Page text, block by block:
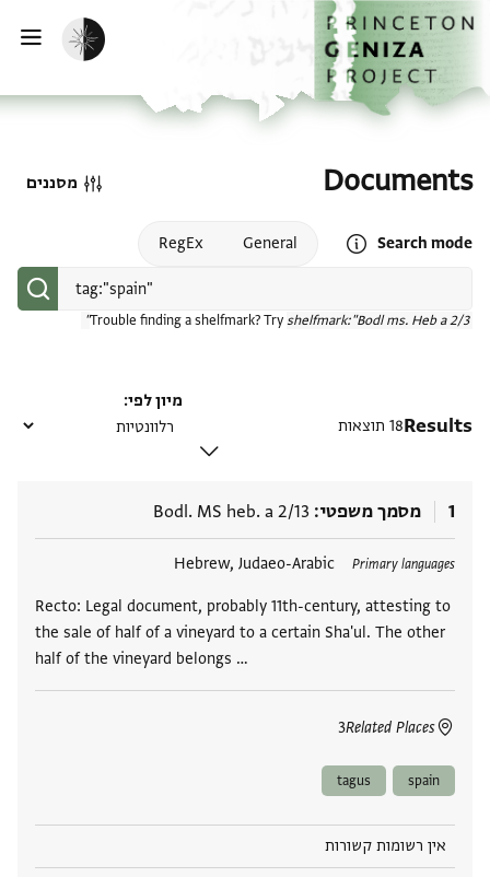
דילוג לתוכן
דף הבית
הפעלת מצב כהה
Documents
Search mode
Open search mode help
General
RegEx
Trouble finding a shelfmark? Try shelfmark:"Bodl ms. Heb a 2/3"
מסננים
Results18 תוצאות
מיון לפי
1 מסמך משפטי Bodl. MS heb. a 2/13
Primary languages
Hebrew, Judaeo-Arabic
Recto: Legal document, probably 11th-century, attesting to
the sale of half of a vineyard to a certain Sha'ul. The other
half of the vineyard belongs …
Related Places
3
תגים
spain
tagus
אין רשומות קשורות